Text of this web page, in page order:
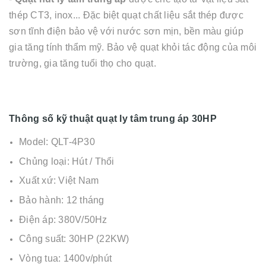
thép CT3, inox... Đặc biệt quạt chất liệu sắt thép được
sơn tĩnh điện bảo vệ với nước sơn mịn, bền màu giúp
gia tăng tính thẩm mỹ. Bảo vệ quạt khỏi tác động của môi
trường, gia tăng tuổi thọ cho quạt.
Thông số kỹ thuật quạt ly tâm trung áp 30HP
Model: QLT-4P30
Chủng loại: Hút / Thổi
Xuất xứ: Việt Nam
Bảo hành: 12 tháng
Điện áp: 380V/50Hz
Công suất: 30HP (22KW)
Vòng tua: 1400v/phút